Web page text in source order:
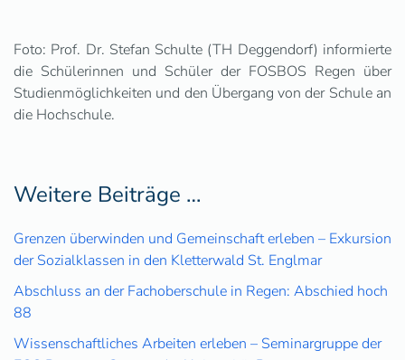
Foto: Prof. Dr. Stefan Schulte (TH Deggendorf) informierte
die Schülerinnen und Schüler der FOSBOS Regen über
Studienmöglichkeiten und den Übergang von der Schule an
die Hochschule.
Weitere Beiträge …
Grenzen überwinden und Gemeinschaft erleben – Exkursion
der Sozialklassen in den Kletterwald St. Englmar
Abschluss an der Fachoberschule in Regen: Abschied hoch
88
Wissenschaftliches Arbeiten erleben – Seminargruppe der